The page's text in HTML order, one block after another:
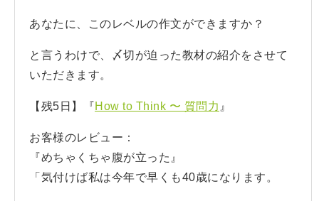
あなたに、このレベルの作文ができますか？
と言うわけで、〆切が迫った教材の紹介をさせて
いただきます。
【残5日】『How to Think 〜 質問力 』
お客様のレビュー：
『めちゃくちゃ腹が立った』
「気付けば私は今年で早くも40歳になります。